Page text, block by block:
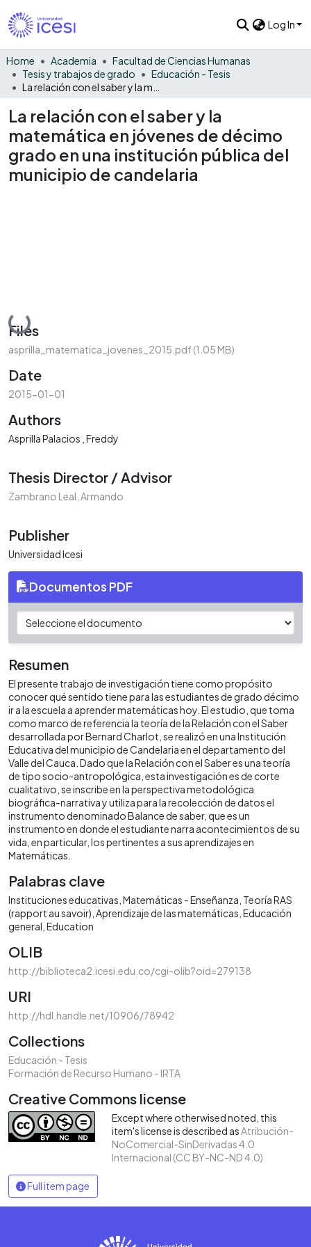
Log In
Home Academia
Facultad de Ciencias Humanas
Tesis y trabajos de grado
Educación - Tesis
La relación con el saber y la
matemática en jóvenes de décimo
grado en una institución pública del
municipio de candelaria
Loading...
Files
asprilla_matematica_jovenes_2015.pdf(1.05 MB)
Date
2015-01-01
Authors
Asprilla Palacios , Freddy
Thesis Director / Advisor
Zambrano Leal, Armando
Publisher
Universidad Icesi
Documentos PDF
Resumen
El presente trabajo de investigación tiene como propósito
conocer qué sentido tiene para las estudiantes de grado décimo
ir a la escuela a aprender matemáticas hoy. El estudio, que toma
como marco de referencia la teoría de la Relación con el Saber
desarrollada por Bernard Charlot, se realizó en una Institución
Educativa del municipio de Candelaria en el departamento del
Valle del Cauca. Dado que la Relación con el Saber es una teoría
de tipo socio-antropológica, esta investigación es de corte
cualitativo, se inscribe en la perspectiva metodológica
biográfica-narrativa y utiliza para la recolección de datos el
instrumento denominado Balance de saber, que es un
instrumento en donde el estudiante narra acontecimientos de su
vida, en particular, los pertinentes a sus aprendizajes en
Matemáticas.
Palabras clave
Instituciones educativas Matemáticas - Enseñanza Teoría RAS
(rapport au savoir) Aprendizaje de las matemáticas Educación
general Education
OLIB
http://biblioteca2.icesi.edu.co/cgi-olib?oid=279138
URI
http://hdl.handle.net/10906/78942
Collections
Educación - Tesis
Formación de Recurso Humano - IRTA
Creative Commons license
Except where otherwised noted, this
item's license is described asAtribución-
NoComercial-SinDerivadas 4.0
Internacional (CC BY-NC-ND 4.0)
Full item page